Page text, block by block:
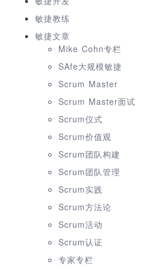
敏捷教练
敏捷文章
Mike Cohn专栏
SAfe大规模敏捷
Scrum Master
Scrum Master面试
Scrum仪式
Scrum价值观
Scrum团队构建
Scrum团队管理
Scrum实践
Scrum方法论
Scrum活动
Scrum认证
专家专栏